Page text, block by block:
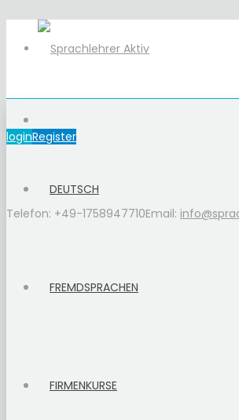
loginRegister
Telefon: +49-1758947710Email:
DEUTSCH
FREMDSPRACHEN
FIRMENKURSE